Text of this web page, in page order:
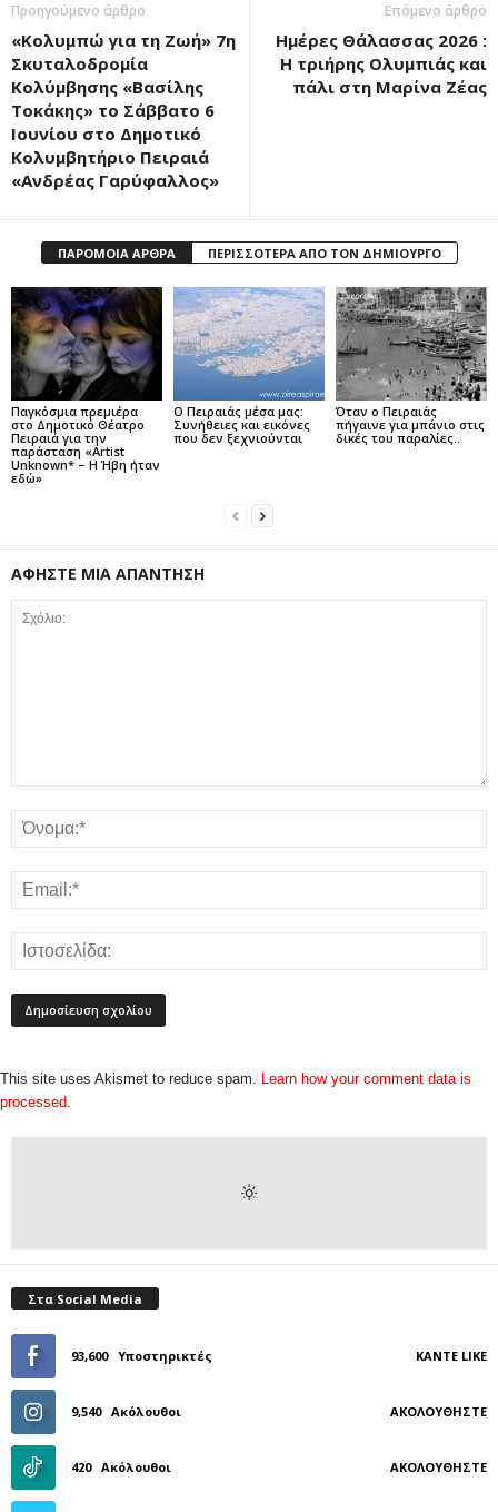
Προηγούμενο άρθρο
«Κολυμπώ για τη Ζωή» 7η
Σκυταλοδρομία
Κολύμβησης «Βασίλης
Τοκάκης» το Σάββατο 6
Ιουνίου στο Δημοτικό
Κολυμβητήριο Πειραιά
«Ανδρέας Γαρύφαλλος»
Επόμενο άρθρο
Ημέρες Θάλασσας 2026 :
Η τριήρης Ολυμπιάς και
πάλι στη Μαρίνα Ζέας
ΠΑΡΟΜΟΙΑ ΑΡΘΡΑ ΠΕΡΙΣΣΟΤΕΡΑ ΑΠΟ ΤΟΝ ΔΗΜΙΟΥΡΓΟ
Παγκόσμια πρεμιέρα
στο Δημοτικό Θέατρο
Πειραιά για την
παράσταση «Artist
Unknown* – Η Ήβη ήταν
εδώ»
Ο Πειραιάς μέσα μας:
Συνήθειες και εικόνες
που δεν ξεχνιούνται
Όταν ο Πειραιάς
πήγαινε για μπάνιο στις
δικές του παραλίες..
ΑΦΗΣΤΕ ΜΙΑ ΑΠΑΝΤΗΣΗ
This site uses Akismet to reduce spam. Learn how your comment data is
processed.
Στα Social Media
93,600 Υποστηρικτές ΚΆΝΤΕ LIKE
9,540 Ακόλουθοι ΑΚΟΛΟΥΘΉΣΤΕ
420 Ακόλουθοι ΑΚΟΛΟΥΘΉΣΤΕ